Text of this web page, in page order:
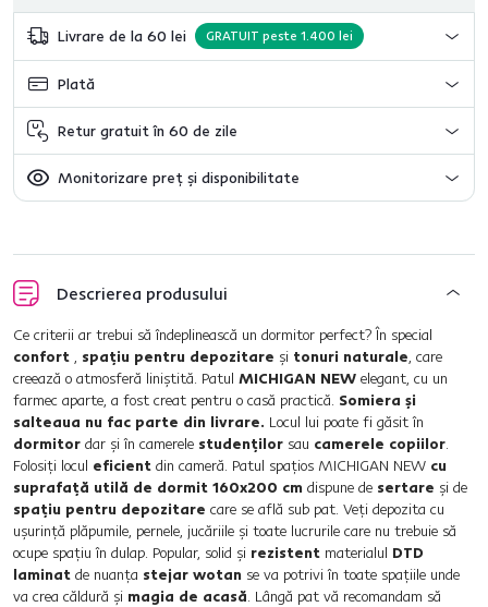
Livrare de la 60 lei GRATUIT peste 1.400 lei
Plată
Retur gratuit în 60 de zile
Monitorizare preț și disponibilitate
Descrierea produsului
Ce criterii ar trebui să îndeplinească un dormitor perfect? În special
confort , spaţiu pentru depozitare şi tonuri naturale, care
creează o atmosferă liniştită. Patul MICHIGAN NEW elegant, cu un
farmec aparte, a fost creat pentru o casă practică. Somiera şi
salteaua nu fac parte din livrare. Locul lui poate fi găsit în
dormitor dar şi în camerele studenţilor sau camerele copiilor.
Folosiţi locul eficient din cameră. Patul spaţios MICHIGAN NEW cu
suprafaţă utilă de dormit 160x200 cm dispune de sertare şi de
spaţiu pentru depozitare care se află sub pat. Veţi depozita cu
uşurinţă plăpumile, pernele, jucăriile şi toate lucrurile care nu trebuie să
ocupe spaţiu în dulap. Popular, solid şi rezistent materialul DTD
laminat de nuanţa stejar wotan se va potrivi în toate spaţiile unde
va crea căldură şi magia de acasă. Lângă pat vă recomandam să